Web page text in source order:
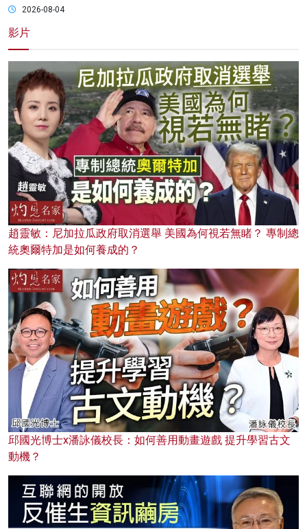
2026-08-04
影片
趙靈敏：尼加拉瓜政府取消選舉 美國為何視若無睹？ 專制總
統奧爾特加是如何養成的？
邱國光博士x潘詠儀校長：如何善用動畫遊戲 提升學習古文
動機？